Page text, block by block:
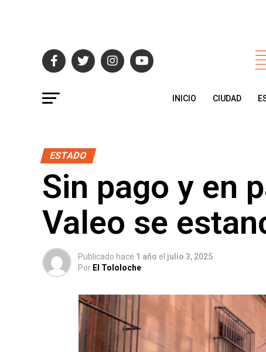
INICIO CIUDAD
ESTADO
Sin pago y en
Valeo se
Publicado hace 1 año el julio 3, 2025
Por El Tololoche